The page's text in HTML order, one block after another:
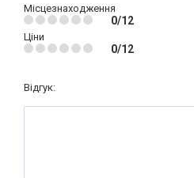
Місцезнаходження
0/12
Ціни
0/12
Відгук: